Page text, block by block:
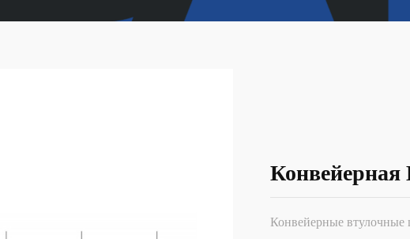
Конвейерная
Конвейерные втулочные